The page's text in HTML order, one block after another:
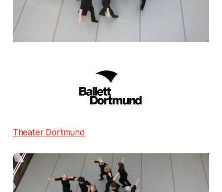
Theater Dortmund